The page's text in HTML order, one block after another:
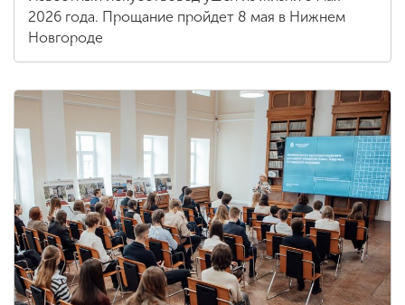
2026 года. Прощание пройдет 8 мая в Нижнем
Новгороде